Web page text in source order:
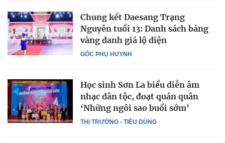
GÓC PHỤ HUYNH
Chung kết Daesang Trạng
Nguyên tuổi 13: Danh sách bảng
vàng danh giá lộ diện
THỊ TRƯỜNG - TIÊU DÙNG
Học sinh Sơn La biểu diễn âm
nhạc dân tộc, đoạt quán quân
‘Những ngôi sao buổi sớm’